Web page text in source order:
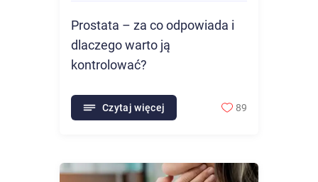
Prostata – za co odpowiada i
dlaczego warto ją
kontrolować?
Czytaj więcej 89